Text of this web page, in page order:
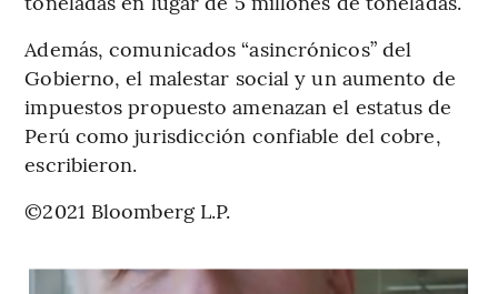
Además, comunicados “asincrónicos” del
Gobierno, el malestar social y un aumento de
impuestos propuesto amenazan el estatus de
Perú como jurisdicción confiable del cobre,
escribieron.
©2021 Bloomberg L.P.